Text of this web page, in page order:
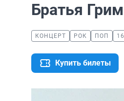
Братья Грим
КОНЦЕРТ РОК ПОП
Купить билеты